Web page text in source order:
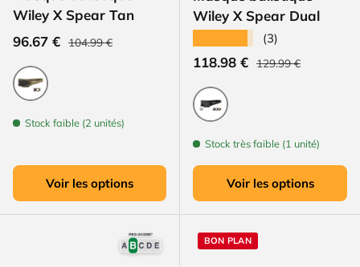
Wiley X Spear Tan
Prix soldé
96.67 € Prix habituel
104.99 €
Coyote
Stock faible (2 unités)
Voir les options
Wiley X Spear Dual
(3)
Prix soldé
118.98 € Prix habituel
129.99 €
Noir
Stock très faible (1 unité)
Voir les options
BON PLAN